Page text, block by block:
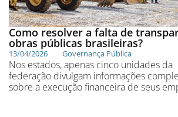
Como resolver a falta de
obras públicas brasileiras?
13/04/2026 Governança Pública
Nos estados, apenas cinco unidades da
federação divulgam informações
sobre a execução financeira de seus